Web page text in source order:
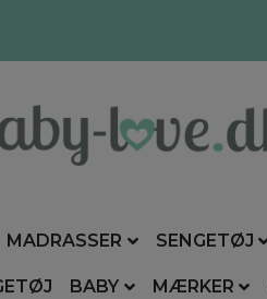
MADRASSER SENGETØJ
BABY MÆRKER